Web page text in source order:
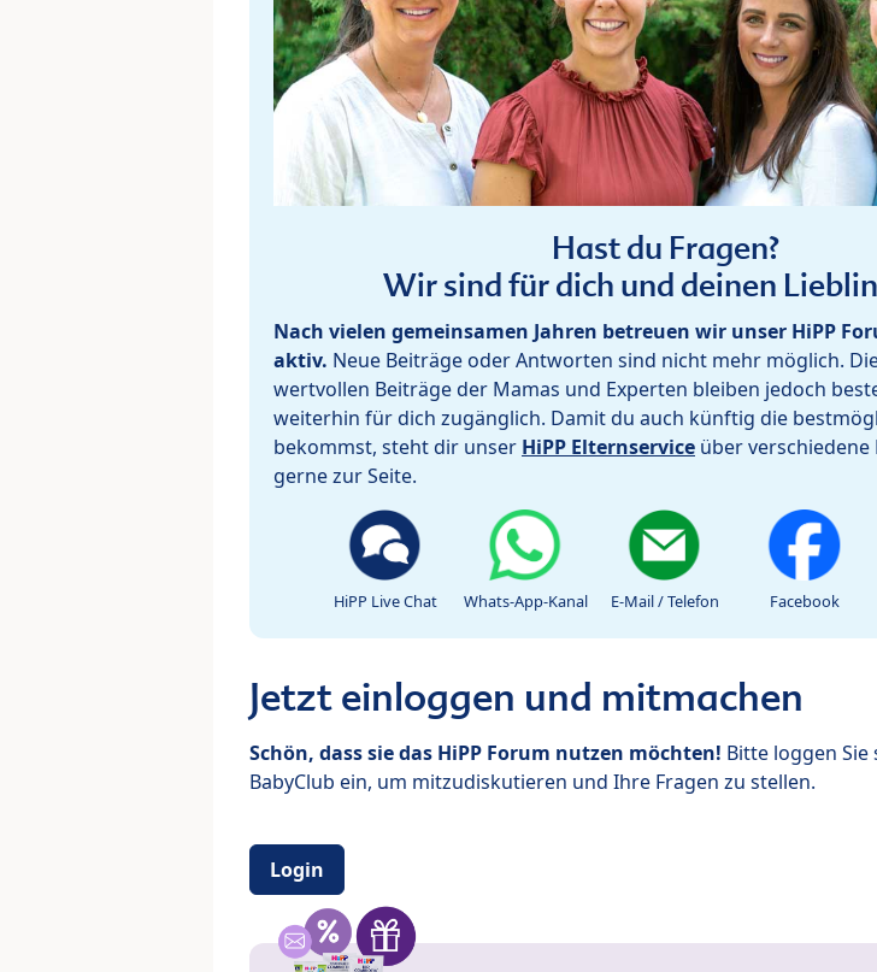
Hast du Fragen?
Wir sind für dich und deinen
Nach vielen gemeinsamen Jahren betreuen wir unser HiPP
aktiv. Neue Beiträge oder Antworten sind nicht mehr möglich.
wertvollen Beiträge der Mamas und Experten bleiben jedoch
weiterhin für dich zugänglich. Damit du auch künftig die
bekommst, steht dir unser HiPP Elternservice über verschiedene
gerne zur Seite.
HiPP Live Chat Whats-App-Kanal E-Mail / Telefon Facebook
Jetzt einloggen und mitmachen
Schön, dass sie das HiPP Forum nutzen möchten! Bitte loggen Sie
BabyClub ein, um mitzudiskutieren und Ihre Fragen zu stellen.
Login